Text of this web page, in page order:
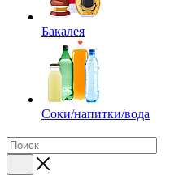
Бакалея
Соки/напитки/вода